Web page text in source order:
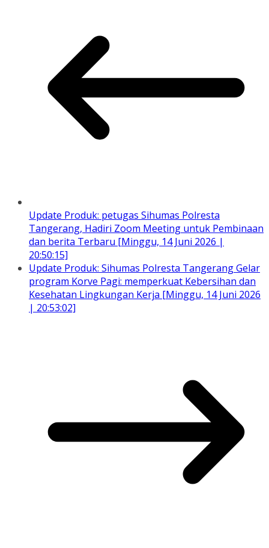
Update Produk: petugas Sihumas Polresta
Tangerang, Hadiri Zoom Meeting untuk Pembinaan
dan berita Terbaru [Minggu, 14 Juni 2026 |
20:50:15]
Update Produk: Sihumas Polresta Tangerang Gelar
program Korve Pagi: memperkuat Kebersihan dan
Kesehatan Lingkungan Kerja [Minggu, 14 Juni 2026
| 20:53:02]